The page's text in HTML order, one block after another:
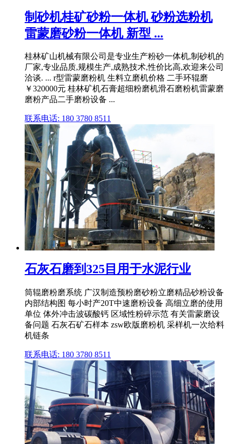
制砂机桂矿砂粉一体机 砂粉选粉机
雷蒙磨砂粉一体机 新型 ...
桂林矿山机械有限公司是专业生产粉砂一体机,制砂机的
厂家,专业品质,规模生产,成熟技术,性价比高,欢迎来公司
洽谈. ... r型雷蒙磨粉机 生料立磨机价格 二手环辊磨
￥320000元 桂林矿机石膏超细粉磨机滑石磨粉机雷蒙磨
磨粉产品二手磨粉设备 ...
联系电话: 180 3780 8511
石灰石磨到325目用于水泥行业
筒辊磨粉磨系统 广汉制造预粉磨砂粉立磨精品砂粉设备
内部结构图 每小时产20T中速磨粉设备 高细立磨的使用
单位 体外冲击波碳酸钙 区域性粉碎示范 有关雷蒙磨设
备问题 石灰石矿石样本 zsw欧版磨粉机 采样机一次给料
机链条
联系电话: 180 3780 8511